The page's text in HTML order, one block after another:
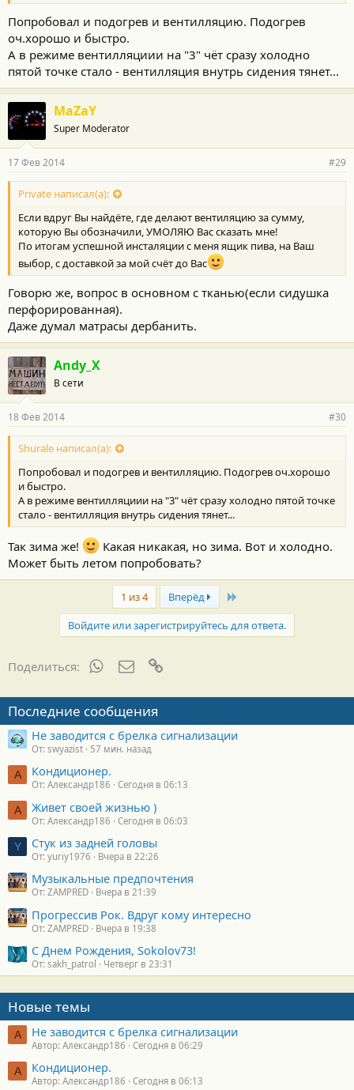
Попробовал и подогрев и вентилляцию. Подогрев
оч.хорошо и быстро.
А в режиме вентилляциии на "3" чёт сразу холодно
пятой точке стало - вентилляция внутрь сидения тянет...
MaZaY
Super Moderator
17 Фев 2014 #29
Private написал(а):
Если вдруг Вы найдёте, где делают вентиляцию за сумму,
которую Вы обозначили, УМОЛЯЮ Вас сказать мне!
По итогам успешной инсталяции с меня ящик пива, на Ваш
выбор, с доставкой за мой счёт до Вас
Говорю же, вопрос в основном с тканью(если сидушка
перфорированная).
Даже думал матрасы дербанить.
Andy_X
В сети
18 Фев 2014 #30
Shurale написал(а):
Попробовал и подогрев и вентилляцию. Подогрев оч.хорошо
и быстро.
А в режиме вентилляциии на "3" чёт сразу холодно пятой точке
стало - вентилляция внутрь сидения тянет...
Так зима же!
Какая никакая, но зима. Вот и холодно.
Может быть летом попробовать?
1 из 4 Вперёд Last
Войдите или зарегистрируйтесь для ответа.
Поделиться: WhatsAppЭлектронная почта
Последние сообщения
Не заводится с брелка сигнализации
От: swyazist 57 мин. назад
А Кондиционер.
От: Александр186 Сегодня в 06:13
А Живет своей жизнью )
От: Александр186 Сегодня в 06:03
Y Стук из задней головы
От: yuriy1976 Вчера в 22:26
Музыкальные предпочтения
От: ZAMPRED Вчера в 21:39
Прогрессив Рок. Вдруг кому интересно
От: ZAMPRED Вчера в 19:38
С Днем Рождения, Sokolov73!
От: sakh_patrol Четверг в 23:31
Новые темы
А Не заводится с брелка сигнализации
Автор: Александр186 Сегодня в 06:29
А Кондиционер.
Автор: Александр186 Сегодня в 06:13